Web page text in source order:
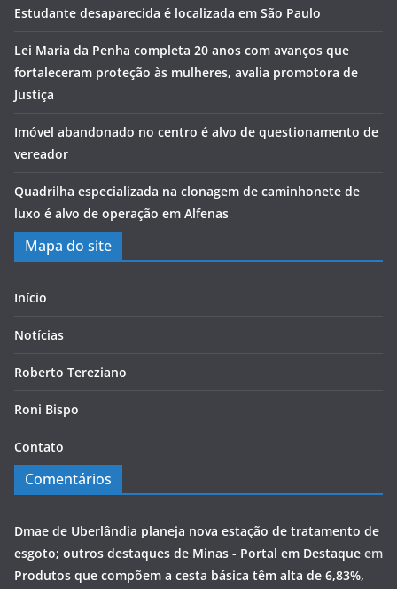
Estudante desaparecida é localizada em São Paulo
Lei Maria da Penha completa 20 anos com avanços que
fortaleceram proteção às mulheres, avalia promotora de
Justiça
Imóvel abandonado no centro é alvo de questionamento de
vereador
Quadrilha especializada na clonagem de caminhonete de
luxo é alvo de operação em Alfenas
Mapa do site
Início
Notícias
Roberto Tereziano
Roni Bispo
Contato
Comentários
Dmae de Uberlândia planeja nova estação de tratamento de
esgoto; outros destaques de Minas - Portal em Destaque em
Produtos que compõem a cesta básica têm alta de 6,83%,